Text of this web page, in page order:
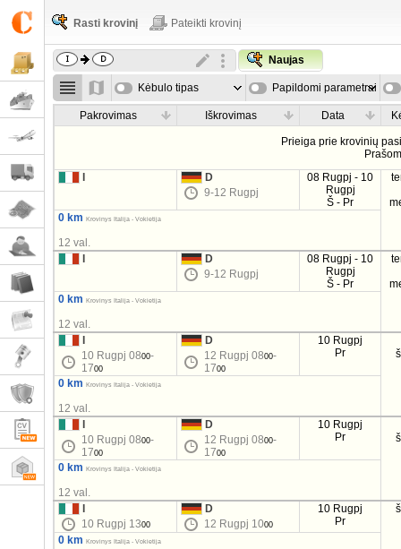
Rasti krovinį Pateikti krovinį
Naujas
Kėbulo tipas Papildomi parametrai
Pakrovimas Iškrovimas Data
Prieiga prie krovinių
D
9-12 Rugpj
08 Rugpj - 10
Rugpj
Š - Pr
0 km
Krovinys Italija - Vokietija
12 val.
D
9-12 Rugpj
08 Rugpj - 10
Rugpj
Š - Pr
0 km
Krovinys Italija - Vokietija
12 val.
10 Rugpj 0800-
1700
D
12 Rugpj 0800-
1700
10 Rugpj
Pr
0 km Krovinys Italija - Vokietija
12 val.
10 Rugpj 0800-
1700
D
12 Rugpj 0800-
1700
10 Rugpj
Pr
0 km Krovinys Italija - Vokietija
12 val.
10 Rugpj 1300
D
12 Rugpj 1000
10 Rugpj
Pr
0 km Krovinys Italija - Vokietija